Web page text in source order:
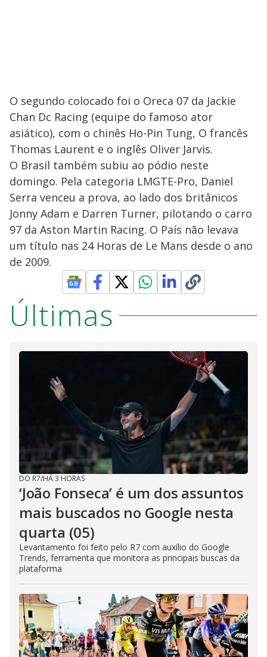
O segundo colocado foi o Oreca 07 da Jackie
Chan Dc Racing (equipe do famoso ator
asiático), com o chinês Ho-Pin Tung, O francês
Thomas Laurent e o inglês Oliver Jarvis.
O Brasil também subiu ao pódio neste
domingo. Pela categoria LMGTE-Pro, Daniel
Serra venceu a prova, ao lado dos britânicos
Jonny Adam e Darren Turner, pilotando o carro
97 da Aston Martin Racing. O País não levava
um título nas 24 Horas de Le Mans desde o ano
de 2009.
Últimas
DO R7/HÁ 3 HORAS
‘João Fonseca’ é um dos assuntos
mais buscados no Google nesta
quarta (05)
Levantamento foi feito pelo R7 com auxílio do Google
Trends, ferramenta que monitora as principais buscas da
plataforma